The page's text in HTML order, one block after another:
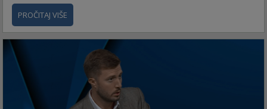
PROČITAJ VIŠE